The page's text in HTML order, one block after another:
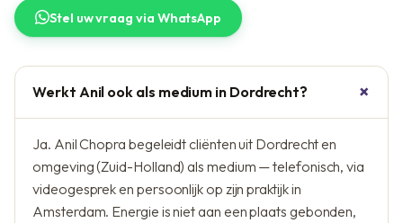
Stel uw vraag via WhatsApp
Werkt Anil ook als medium in Dordrecht?
Ja. Anil Chopra begeleidt cliënten uit Dordrecht en
omgeving (Zuid-Holland) als medium — telefonisch, via
videogesprek en persoonlijk op zijn praktijk in
Amsterdam. Energie is niet aan een plaats gebonden,